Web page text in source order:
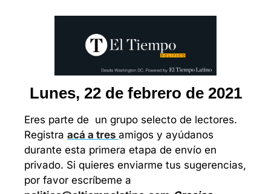
Lunes, 22 de febrero de 2021
Eres parte de  un grupo selecto de lectores.
Registra acá a tres amigos y ayúdanos
durante esta primera etapa de envío en
privado. Si quieres enviarme tus sugerencias,